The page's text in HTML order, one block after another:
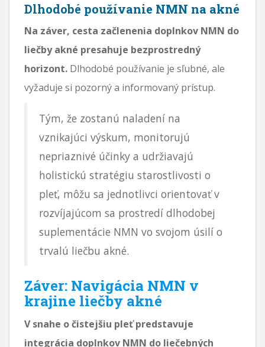
Dlhodobé používanie NMN na akné
Na záver, cesta začlenenia doplnkov NMN do
liečby akné presahuje bezprostredný
horizont. Dlhodobé používanie je sľubné, ale
vyžaduje si pozorný a informovaný prístup.
Tým, že zostanú naladení na
vznikajúci výskum, monitorujú
nepriaznivé účinky a udržiavajú
holistickú stratégiu starostlivosti o
pleť, môžu sa jednotlivci orientovať v
rozvíjajúcom sa prostredí dlhodobej
suplementácie NMN vo svojom úsilí o
trvalú liečbu akné.
Záver: Navigácia NMN v
krajine liečby akné
V snahe o čistejšiu pleť predstavuje
integrácia doplnkov NMN do liečebných